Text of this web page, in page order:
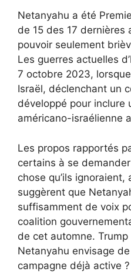
Netanyahu a été
de 15 des 17 dernières
pouvoir seulement
Les guerres actuelles
7 octobre 2023,
Israël, déclenchant un
développé pour inclure
américano-israélienne
Les propos rapportés
certains à se
chose qu’ils
suggèrent que
suffisamment de voix
coalition
de cet automne.
Netanyahu envisage
campagne déjà active